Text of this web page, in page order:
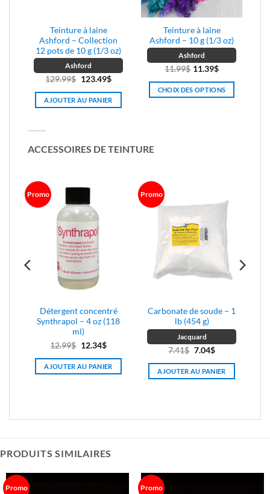
Teinture à laine
Ashford – Collection
12 pots de 10 g (1/3 oz)
Ashford
129.99$ Le
prix
initial
123.49$Le
prix
actuel
AJOUTER AU PANIER
Teinture à laine
Ashford – 10 g (1/3 oz)
Ashford
11.99$ 11.39$
CHOIX DES OPTIONS
être
choisies
sur
la
du
produit
ACCESSOIRES DE TEINTURE
Promo
Détergent concentré
Synthrapol – 4 oz (118
ml)
12.99$ Le
prix
initial
12.34$Le
prix
actuel
AJOUTER AU PANIER
Promo
Carbonate de soude – 1
lb (454 g)
Jacquard
7.41$ Le
prix
initial
7.04$Le
prix
actuel
AJOUTER AU PANIER
PRODUITS SIMILAIRES
Promo Promo